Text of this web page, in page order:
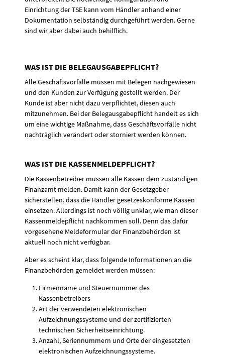
Einrichtung der TSE kann vom Händler anhand einer
Dokumentation selbständig durchgeführt werden. Gerne
sind wir aber dabei auch behilflich.
WAS IST DIE BELEGAUSGABEPFLICHT?
Alle Geschäftsvorfälle müssen mit Belegen nachgewiesen
und den Kunden zur Verfügung gestellt werden. Der
Kunde ist aber nicht dazu verpflichtet, diesen auch
mitzunehmen. Bei der Belegausgabepflicht handelt es sich
um eine wichtige Maßnahme, dass Geschäftsvorfälle nicht
nachträglich verändert oder storniert werden können.
WAS IST DIE KASSENMELDEPFLICHT?
Die Kassenbetreiber müssen alle Kassen dem zuständigen
Finanzamt melden. Damit kann der Gesetzgeber
sicherstellen, dass die Händler gesetzeskonforme Kassen
einsetzen. Allerdings ist noch völlig unklar, wie man dieser
Kassenmeldepflicht nachkommen soll. Denn das dafür
vorgesehene Meldeformular der Finanzbehörden ist
aktuell noch nicht verfügbar.
Aber es scheint klar, dass folgende Informationen an die
Finanzbehörden gemeldet werden müssen:
Firmenname und Steuernummer des
Kassenbetreibers
Art der verwendeten elektronischen
Aufzeichnungssysteme und der zertifizierten
technischen Sicherheitseinrichtung.
Anzahl, Seriennummern und Orte der eingesetzten
elektronischen Aufzeichnungssysteme.